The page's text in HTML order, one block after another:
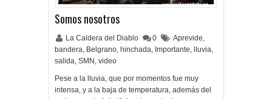
Somos nosotros
La Caldera del Diablo 0 Aprevide,
bandera, Belgrano, hinchada, Importante, lluvia,
salida, SMN , video
Pese a la lluvia, que por momentos fue muy
intensa, y a la baja de temperatura, además del